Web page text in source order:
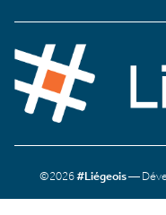
©2026#Liégeois—